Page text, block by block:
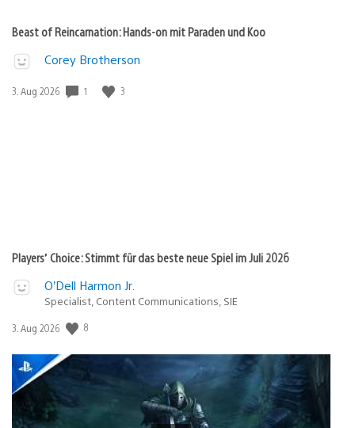
Beast of Reincarnation: Hands-on mit Paraden und Koo
Corey Brotherson
Veröffentlichungsdatum:
3. Aug 2026 1 3
Players’ Choice: Stimmt für das beste neue Spiel im Juli 2026
O’Dell Harmon Jr.
Specialist, Content Communications, SIE
Veröffentlichungsdatum:
3. Aug 2026 8